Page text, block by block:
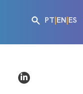
PT|EN|ES